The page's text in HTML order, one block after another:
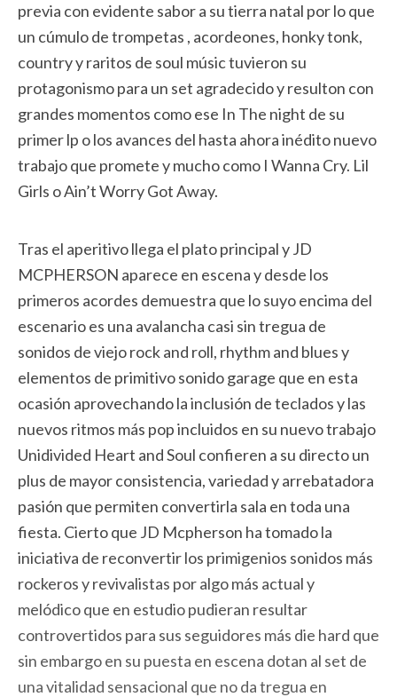
previa con evidente sabor a su tierra natal por lo que
un cúmulo de trompetas , acordeones, honky tonk,
country y raritos de soul músic tuvieron su
protagonismo para un set agradecido y resulton con
grandes momentos como ese In The night de su
primer lp o los avances del hasta ahora inédito nuevo
trabajo que promete y mucho como I Wanna Cry. Lil
Girls o Ain’t Worry Got Away.
Tras el aperitivo llega el plato principal y JD
MCPHERSON aparece en escena y desde los
primeros acordes demuestra que lo suyo encima del
escenario es una avalancha casi sin tregua de
sonidos de viejo rock and roll, rhythm and blues y
elementos de primitivo sonido garage que en esta
ocasión aprovechando la inclusión de teclados y las
nuevos ritmos más pop incluidos en su nuevo trabajo
Unidivided Heart and Soul confieren a su directo un
plus de mayor consistencia, variedad y arrebatadora
pasión que permiten convertirla sala en toda una
fiesta. Cierto que JD Mcpherson ha tomado la
iniciativa de reconvertir los primigenios sonidos más
rockeros y revivalistas por algo más actual y
melódico que en estudio pudieran resultar
controvertidos para sus seguidores más die hard que
sin embargo en su puesta en escena dotan al set de
una vitalidad sensacional que no da tregua en